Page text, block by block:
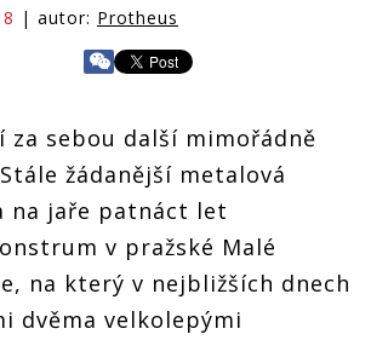
| autor: Protheus
za sebou další mimořádně
žádanější metalová
na jaře patnáct let
v pražské Malé
na který v nejbližších dnech
dvěma velkolepými